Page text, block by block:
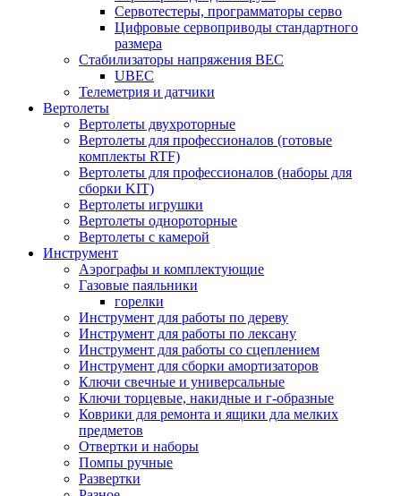
Сервотестеры, программаторы серво
Цифровые сервоприводы стандартного
размера
Стабилизаторы напряжения BEC
UBEC
Телеметрия и датчики
Вертолеты
Вертолеты двухроторные
Вертолеты для профессионалов (готовые
комплекты RTF)
Вертолеты для профессионалов (наборы для
сборки KIT)
Вертолеты игрушки
Вертолеты однороторные
Вертолеты с камерой
Инструмент
Аэрографы и комплектующие
Газовые паяльники
горелки
Инструмент для работы по дереву
Инструмент для работы по лексану
Инструмент для работы со сцеплением
Инструмент для сборки амортизаторов
Ключи свечные и универсальные
Ключи торцевые, накидные и г-образные
Коврики для ремонта и ящики дла мелких
предметов
Отвертки и наборы
Помпы ручные
Развертки